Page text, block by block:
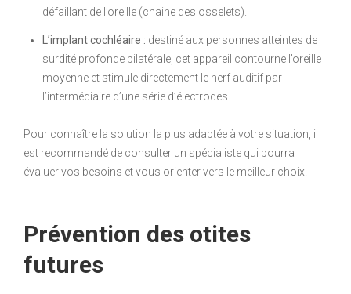
défaillant de l’oreille (chaine des osselets).
L’implant cochléaire : destiné aux personnes atteintes de
surdité profonde bilatérale, cet appareil contourne l’oreille
moyenne et stimule directement le nerf auditif par
l’intermédiaire d’une série d’électrodes.
Pour connaître la solution la plus adaptée à votre situation, il
est recommandé de consulter un spécialiste qui pourra
évaluer vos besoins et vous orienter vers le meilleur choix.
Prévention des otites
futures